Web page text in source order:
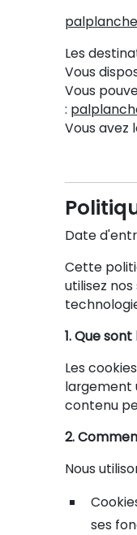
Les
Vous
Vous
:
Vous avez
Date
Cette
utilisez
1. Que
Les
largement
contenu
2.
Nous
ses